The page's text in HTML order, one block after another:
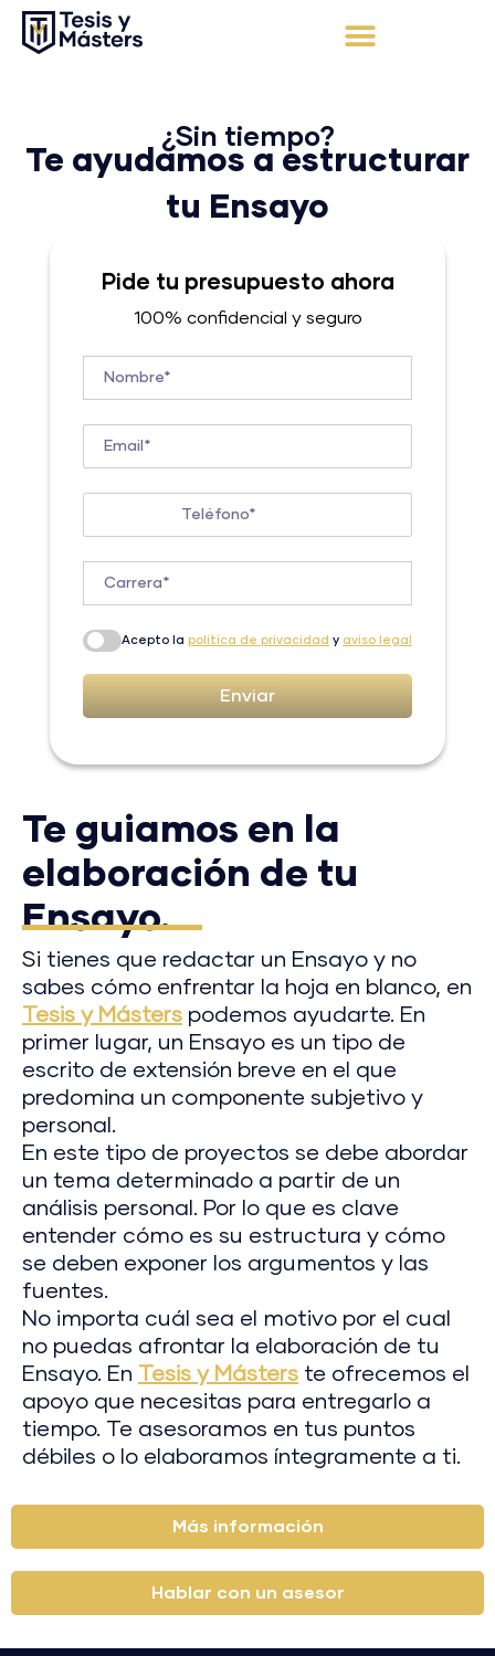
¿Sin tiempo?
Te ayudamos a estructurar
tu Ensayo
Pide tu presupuesto ahora
100% confidencial y seguro
Nombre*
Email*
Teléfono*
Carrera*
Acepto la política de privacidad y aviso legal
Enviar
Te guiamos en la
elaboración de tu
Ensayo.
Si tienes que redactar un Ensayo y no
sabes cómo enfrentar la hoja en blanco, en
Tesis y Másters podemos ayudarte. En
primer lugar, un Ensayo es un tipo de
escrito de extensión breve en el que
predomina un componente subjetivo y
personal.
En este tipo de proyectos se debe abordar
un tema determinado a partir de un
análisis personal. Por lo que es clave
entender cómo es su estructura y cómo
se deben exponer los argumentos y las
fuentes.
No importa cuál sea el motivo por el cual
no puedas afrontar la elaboración de tu
Ensayo. En Tesis y Másters te ofrecemos el
apoyo que necesitas para entregarlo a
tiempo. Te asesoramos en tus puntos
débiles o lo elaboramos íntegramente a ti.
Más información
Hablar con un asesor